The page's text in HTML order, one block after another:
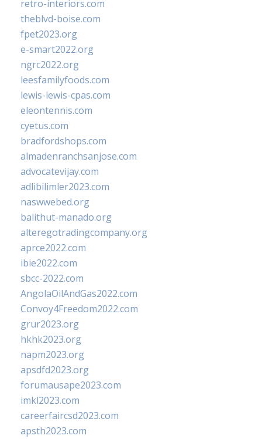
retro-interiors.com
theblvd-boise.com
fpet2023.org
e-smart2022.org
ngrc2022.org
leesfamilyfoods.com
lewis-lewis-cpas.com
eleontennis.com
cyetus.com
bradfordshops.com
almadenranchsanjose.com
advocatevijay.com
adlibilimler2023.com
naswwebed.org
balithut-manado.org
alteregotradingcompany.org
aprce2022.com
ibie2022.com
sbcc-2022.com
AngolaOilAndGas2022.com
Convoy4Freedom2022.com
grur2023.org
hkhk2023.org
napm2023.org
apsdfd2023.org
forumausape2023.com
imkl2023.com
careerfaircsd2023.com
apsth2023.com